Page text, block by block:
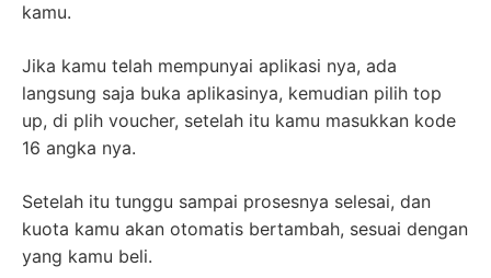
kamu.
Jika kamu telah mempunyai aplikasi nya, ada
langsung saja buka aplikasinya, kemudian pilih top
up, di plih voucher, setelah itu kamu masukkan kode
16 angka nya.
Setelah itu tunggu sampai prosesnya selesai, dan
kuota kamu akan otomatis bertambah, sesuai dengan
yang kamu beli.